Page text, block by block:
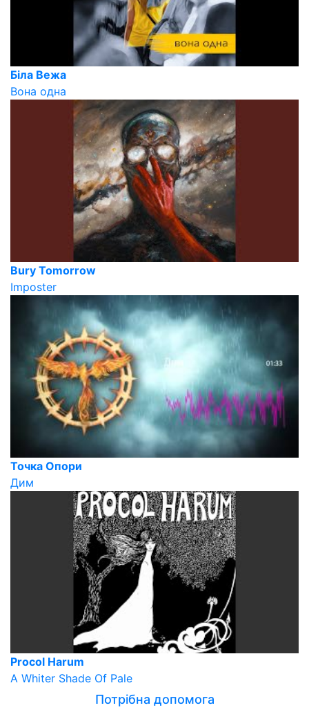
Біла Вежа
Вона одна
Bury Tomorrow
Imposter
Точка Опори
Дим
Procol Harum
A Whiter Shade Of Pale
Потрібна допомога